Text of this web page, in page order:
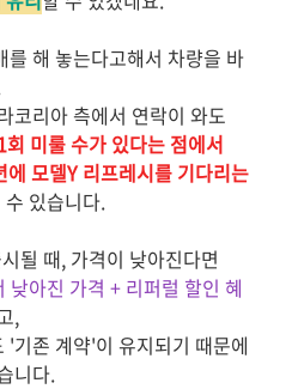
해 놓는다고해서 차량을 바
코리아 측에서 연락이 와도
미룰 수가 있다는 점에서
모델Y 리프레시를 기다리는
수 있습니다.
될 때, 가격이 낮아진다면
낮아진 가격 + 리퍼럴 할인 혜
,
'기존 계약'이 유지되기 때문에
니다.